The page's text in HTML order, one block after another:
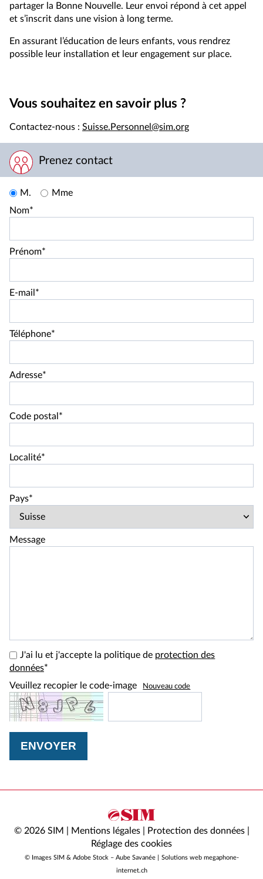
partager la Bonne Nouvelle. Leur envoi répond à cet appel
et s’inscrit dans une vision à long terme.
En assurant l’éducation de leurs enfants, vous rendrez
possible leur installation et leur engagement sur place.
Vous souhaitez en savoir plus ?
Contactez-nous : Suisse.Personnel@sim.org
Prenez contact
M.
Mme
Nom*
Prénom*
E-mail*
Téléphone*
Adresse*
Code postal*
Localité*
Pays*
Message
J'ai lu et j'accepte la politique de protection des
données*
Veuillez recopier le code-image
Nouveau code
ENVOYER
© 2026 SIM | Mentions légales| Protection des données|
Réglage des cookies
© Images SIM & Adobe Stock – Aube Savanée |
Solutions web megaphone-
internet.ch